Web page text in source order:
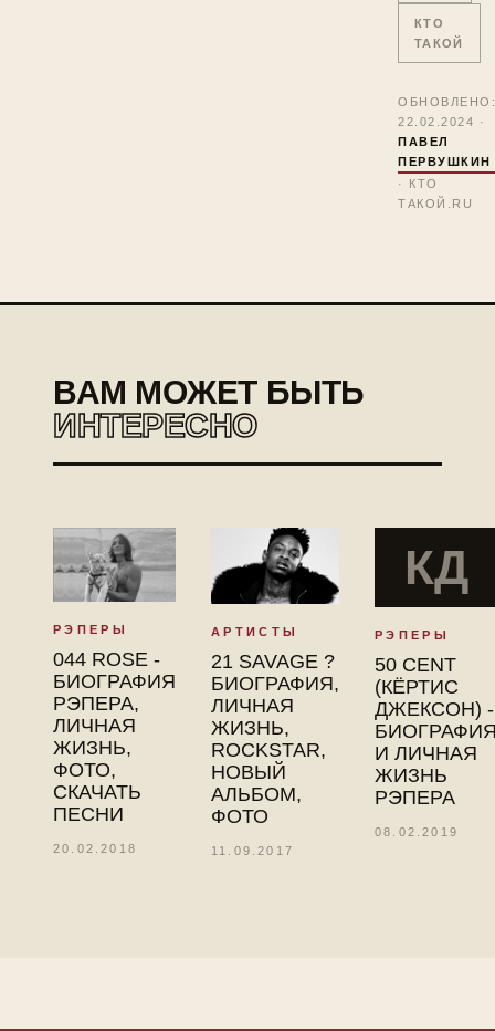
КТО
ТАКОЙ
22.02.2024 ·
ПАВЕЛ
ПЕРВУШКИН
· КТО
ТАКОЙ.RU
ВАМ МОЖЕТ БЫТЬ
ИНТЕРЕСНО
РЭПЕРЫ
044 ROSE -
БИОГРАФИЯ
РЭПЕРА,
ЛИЧНАЯ
ЖИЗНЬ,
ФОТО,
СКАЧАТЬ
ПЕСНИ
20.02.2018
АРТИСТЫ
21 SAVAGE ?
БИОГРАФИЯ,
ЛИЧНАЯ
ЖИЗНЬ,
ROCKSTAR,
НОВЫЙ
АЛЬБОМ,
ФОТО
11.09.2017
КД
РЭПЕРЫ
50 CENT
(КЁРТИС
ДЖЕКСОН) -
И ЛИЧНАЯ
ЖИЗНЬ
РЭПЕРА
08.02.2019